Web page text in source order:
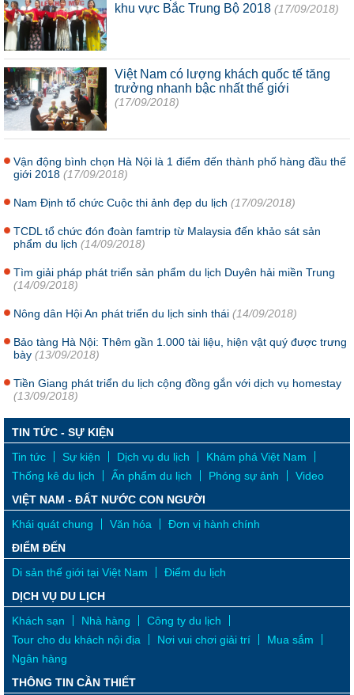
khu vực Bắc Trung Bộ 2018 (17/09/2018)
Việt Nam có lượng khách quốc tế tăng
trưởng nhanh bậc nhất thế giới
(17/09/2018)
Vận động bình chọn Hà Nội là 1 điểm đến thành phố hàng đầu thế
giới 2018 (17/09/2018)
Nam Định tổ chức Cuộc thi ảnh đẹp du lịch (17/09/2018)
TCDL tổ chức đón đoàn famtrip từ Malaysia đến khảo sát sản
phẩm du lịch (14/09/2018)
Tìm giải pháp phát triển sản phẩm du lịch Duyên hải miền Trung
(14/09/2018)
Nông dân Hội An phát triển du lịch sinh thái (14/09/2018)
Bảo tàng Hà Nội: Thêm gần 1.000 tài liệu, hiện vật quý được trưng
bày (13/09/2018)
Tiền Giang phát triển du lịch cộng đồng gắn với dịch vụ homestay
(13/09/2018)
TIN TỨC - SỰ KIỆN
Tin tức
Sự kiện Dịch vụ du lịch
Khám phá Việt Nam
Thống kê du lịch
Ấn phẩm du lịch Phóng sự ảnh
Video
VIỆT NAM - ĐẤT NƯỚC CON NGƯỜI
Khái quát chung
Văn hóa
Đơn vị hành chính
ĐIỂM ĐẾN
Di sản thế giới tại Việt Nam
Điểm du lịch
DỊCH VỤ DU LỊCH
Khách sạn
Nhà hàng
Công ty du lịch
Tour cho du khách nội địa
Nơi vui chơi giải trí
Mua sắm
Ngân hàng
THÔNG TIN CẦN THIẾT